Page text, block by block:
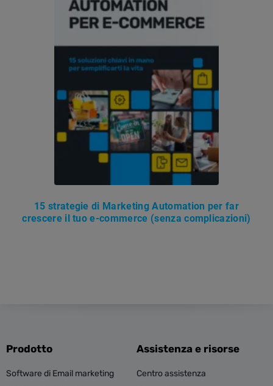
15 strategie di Marketing Automation per far
crescere il tuo e-commerce (senza complicazioni)
Prodotto
Software di Email marketing
Assistenza e risorse
Centro assistenza